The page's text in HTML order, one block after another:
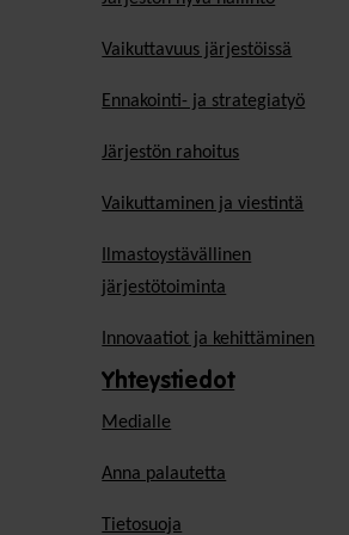
Vaikuttavuus järjestöissä
Ennakointi- ja strategiatyö
Järjestön rahoitus
Vaikuttaminen ja viestintä
Ilmastoystävällinen
järjestötoiminta
Innovaatiot ja kehittäminen
Yhteystiedot
Medialle
Anna palautetta
Tietosuoja